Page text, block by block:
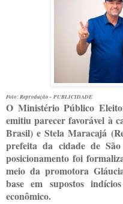
Foto: Reprodução - PUBLICIDADE
O Ministério Público
emitiu parecer favorável à
Brasil) e Stela Maracajá
prefeita da cidade de
posicionamento foi
meio da promotora
base em supostos
econômico.